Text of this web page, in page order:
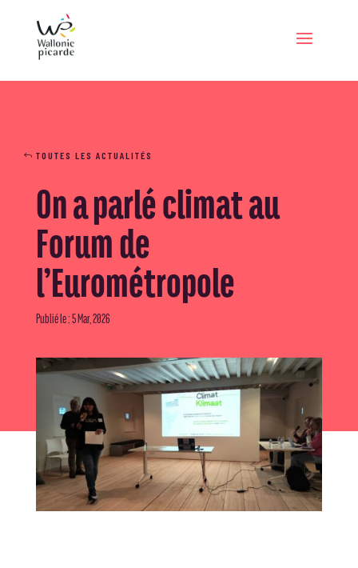
TOUTES LES ACTUALITÉS
On a parlé climat au
Forum de
l’Eurométropole
Publié le : 5 Mar, 2026